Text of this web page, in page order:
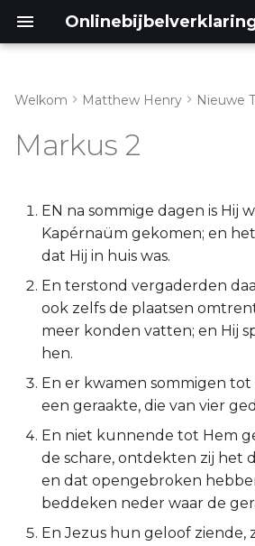
Leviticus
Numeri
Deuteronomium
Jozua
Richteren
Ruth
1 Samuël
Markus 2:13-17
Markus 2:18-28
Welkom Matthew Henry Nieuwe
Markus 2
EN na sommige dagen is Hij
Kapérnaüm gekomen; en
dat Hij in huis was.
En terstond vergaderden
ook zelfs de plaatsen
meer konden vatten; en Hij
hen.
En er kwamen sommigen
een geraakte, die van vier
En niet kunnende tot Hem
de schare, ontdekten zij het
en dat opengebroken
beddeken neder waar de
En Jezus hun geloof ziende,